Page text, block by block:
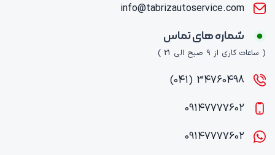
info@tabrizautoservice.com
شماره های تماس
( ساعات کاری از 9 صبح الی 21 )
34760498 (041)
09147777602
09147777602